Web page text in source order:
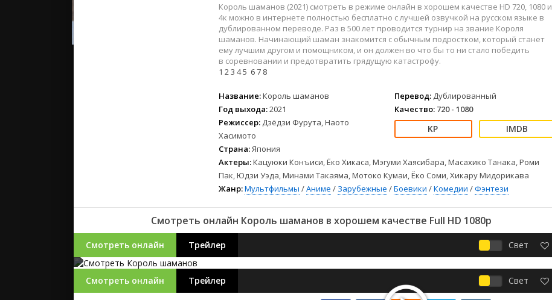
2024
2023
2022
2021
СССР
Зарубежные
Военные
Детективы
Детские
Драмы
Комедии
Приключения
Семейные
Спорт
Триллеры
Фэнтези
2024
2023
2022
2021
СССР
Фильмы из соцетей
Король шаманов (2021) смотреть в режиме онлайн в хорошем качестве HD 720, 1080 и
4к можно в интернете полностью бесплатно с лучшей озвучкой на русском языке в
дублированном переводе. Раз в 500 лет проводится турнир на звание Короля
шаманов. Начинающий шаман знакомится с обычным подростком, который станет
ему лучшим другом и помощником, и он должен во что бы то ни стало победить
в соревновании и предотвратить грядущую катастрофу.
1 23 45 67 8
Название:Король шаманов
Год выхода:2021
Режиссер: Дзёдзи Фурута, Наото
Хасимото
Страна:Япония
Перевод: Дублированный
Качество: 720 - 1080
Актеры:Кацуюки Конъиси, Ёко Хикаса, Мэгуми Хаясибара, Масахико Танака, Роми
Пак, Юдзи Уэда, Минами Такаяма, Мотоко Кумаи, Ёко Соми, Хикару Мидорикава
Жанр:Мультфильмы /Аниме / Зарубежные /Боевики /Комедии /Фэнтези
Смотреть онлайн Король шаманов в хорошем качестве Full HD 1080p
Смотреть онлайн Трейлер Свет
Смотреть онлайн Трейлер Свет